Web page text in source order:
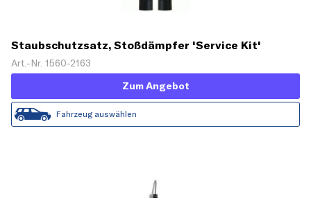
Staubschutzsatz, Stoßdämpfer 'Service Kit'
Art.-Nr. 1560-2163
Zum Angebot
Fahrzeug auswählen